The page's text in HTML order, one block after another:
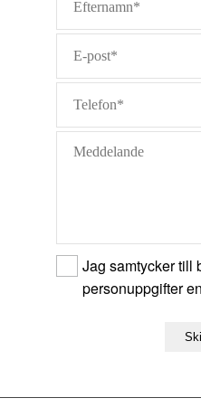
Jag samtycker till
personuppgifter